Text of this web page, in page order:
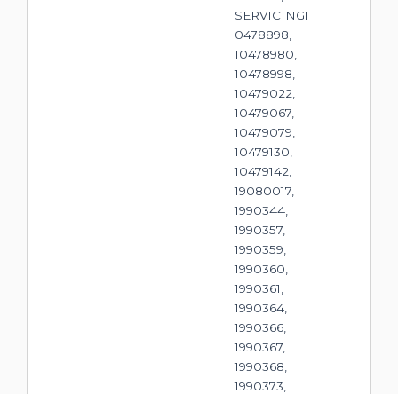
SERVICING1
0478898,
10478980,
10478998,
10479022,
10479067,
10479079,
10479130,
10479142,
19080017,
1990344,
1990357,
1990359,
1990360,
1990361,
1990364,
1990366,
1990367,
1990368,
1990373,